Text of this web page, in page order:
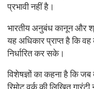
प्रभावी नहीं है।
भारतीय अनुबंध कानून और
यह अधिकार प्राप्त है कि
निर्धारित कर सके।
विशेषज्ञों का कहना है कि